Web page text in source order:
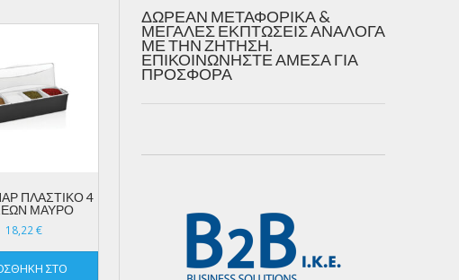
ΠΛΑΣΤΙΚΟ 4
ΜΑΥΡΟ
18,22€
ΣΤΟ
ΔΩΡΕΑΝ ΜΕΤΑΦΟΡΙΚΑ &
ΜΕΓΑΛΕΣ ΕΚΠΤΩΣΕΙΣ ΑΝΑΛΟΓΑ
ΜΕ ΤΗΝ ΖΗΤΗΣΗ.
ΕΠΙΚΟΙΝΩΝΗΣΤΕ ΑΜΕΣΑ ΓΙΑ
ΠΡΟΣΦΟΡΑ